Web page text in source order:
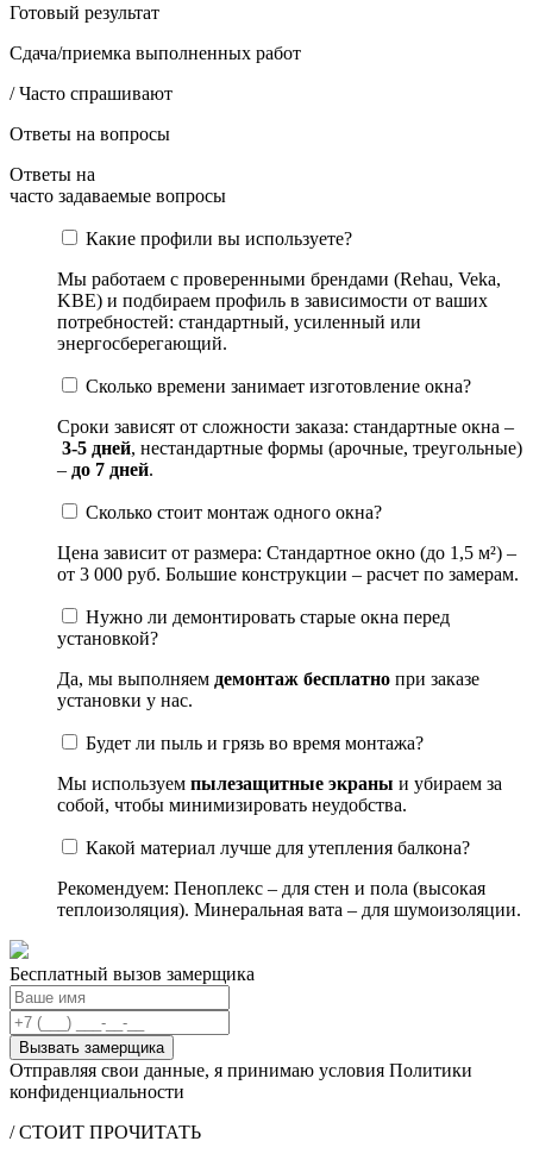
Готовый результат
Сдача/приемка выполненных работ
/ Часто спрашивают
Ответы на вопросы
Ответы на
часто задаваемые вопросы
Какие профили вы используете?
Мы работаем с проверенными брендами (Rehau, Veka,
KBE) и подбираем профиль в зависимости от ваших
потребностей: стандартный, усиленный или
энергосберегающий.
Сколько времени занимает изготовление окна?
Сроки зависят от сложности заказа: стандартные окна –
3-5 дней, нестандартные формы (арочные, треугольные)
– до 7 дней.
Сколько стоит монтаж одного окна?
Цена зависит от размера: Стандартное окно (до 1,5 м²) –
от 3 000 руб. Большие конструкции – расчет по замерам.
Нужно ли демонтировать старые окна перед
установкой?
Да, мы выполняем демонтаж бесплатно при заказе
установки у нас.
Будет ли пыль и грязь во время монтажа?
Мы используем пылезащитные экраны и убираем за
собой, чтобы минимизировать неудобства.
Какой материал лучше для утепления балкона?
Рекомендуем: Пеноплекс – для стен и пола (высокая
теплоизоляция). Минеральная вата – для шумоизоляции.
Бесплатный вызов замерщика
Вызвать замерщика
Отправляя свои данные, я принимаю условия Политики
конфиденциальности
/ СТОИТ ПРОЧИТАТЬ